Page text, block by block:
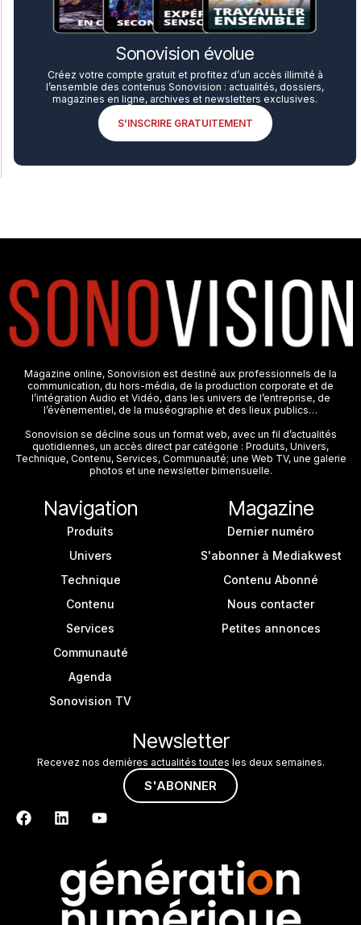
Sonovision évolue
Créez votre compte gratuit et profitez d’un accès illimité à
l’ensemble des contenus Sonovision : actualités, dossiers,
magazines en ligne, archives et newsletters exclusives.
S’INSCRIRE GRATUITEMENT
Magazine online, Sonovision est destiné aux professionnels de la
communication, du hors-média, de la production corporate et de
l’intégration Audio et Vidéo, dans les univers de l’entreprise, de
l’évènementiel, de la muséographie et des lieux publics…
Sonovision se décline sous un format web, avec un fil d’actualités
quotidiennes, un accès direct par catégorie : Produits, Univers,
Technique, Contenu, Services, Communauté; une Web TV, une galerie
photos et une newsletter bimensuelle.
Navigation
Produits
Univers
Technique
Contenu
Services
Communauté
Agenda
Sonovision TV
Magazine
Dernier numéro
S'abonner à Mediakwest
Contenu Abonné
Nous contacter
Petites annonces
Newsletter
Recevez nos dernières actualités toutes les deux semaines.
S'ABONNER